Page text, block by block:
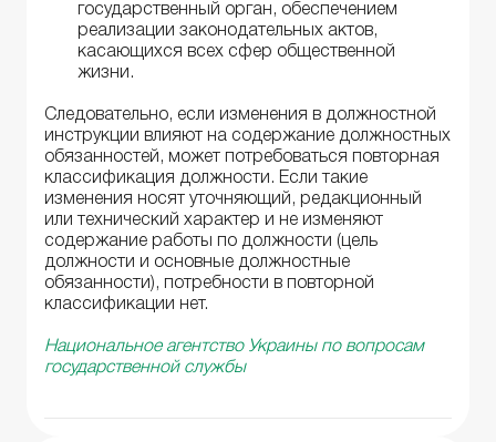
государственный орган, обеспечением
реализации законодательных актов,
касающихся всех сфер общественной
жизни.
Следовательно, если изменения в должностной
инструкции влияют на содержание должностных
обязанностей, может потребоваться повторная
классификация должности. Если такие
изменения носят уточняющий, редакционный
или технический характер и не изменяют
содержание работы по должности (цель
должности и основные должностные
обязанности), потребности в повторной
классификации нет.
Национальное агентство Украины по вопросам
государственной службы